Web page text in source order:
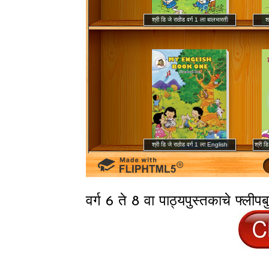
वर्ग 6 ते 8 वा पाठ्यपुस्तकाचे